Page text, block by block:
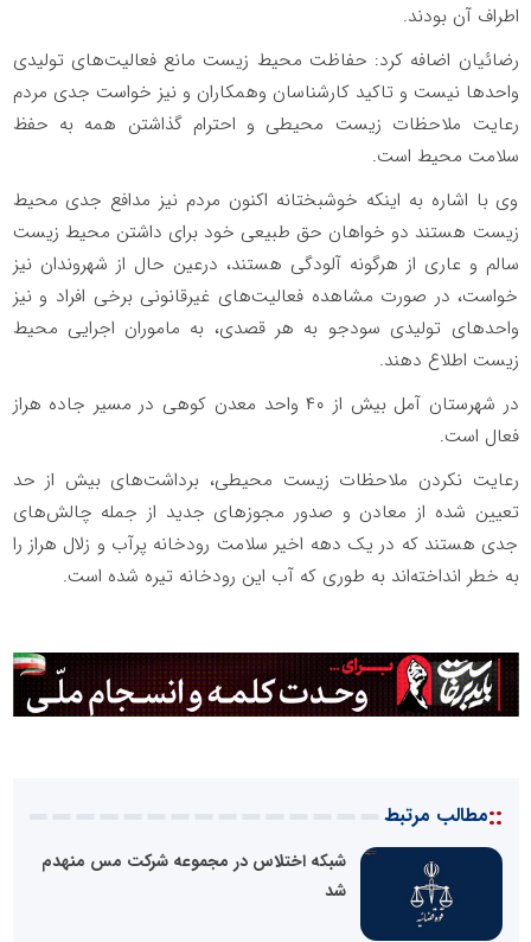
اطراف آن بودند.
رضائیان اضافه کرد: حفاظت محیط زیست مانع فعالیت‌های تولیدی
واحدها نیست و تاکید کارشناسان وهمکاران و نیز خواست جدی مردم
رعایت ملاحظات زیست محیطی و احترام گذاشتن همه به حفظ
سلامت محیط است.
وی با اشاره به اینکه خوشبختانه اکنون مردم نیز مدافع جدی محیط
زیست هستند دو خواهان حق طبیعی خود برای داشتن محیط زیست
سالم و عاری از هرگونه آلودگی هستند، درعین حال از شهروندان نیز
خواست، در صورت مشاهده فعالیت‌های غیرقانونی برخی افراد و نیز
واحدهای تولیدی سودجو به هر قصدی، به ماموران اجرایی محیط
زیست اطلاع دهند.
در شهرستان آمل بیش از ۴۰ واحد معدن کوهی در مسیر جاده هراز
فعال است.
رعایت نکردن ملاحظات زیست محیطی، برداشت‌های بیش از حد
تعیین شده از معادن و صدور مجوزهای جدید از جمله چالش‌های
جدی هستند که در یک دهه اخیر سلامت رودخانه پرآب و زلال هراز را
به خطر انداخته‌اند به طوری که آب این رودخانه تیره شده است.
::مطالب مرتبط
شبکه اختلاس در مجموعه شرکت مس منهدم
شد